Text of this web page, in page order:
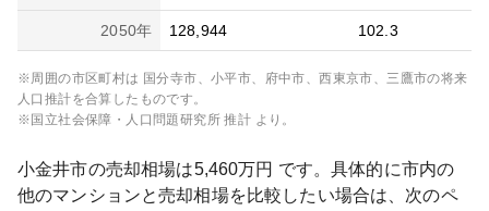
2050年 128,944 102.3
※周囲の市区町村は 国分寺市、小平市、府中市、西東京市、三鷹市の将来
人口推計を合算したものです。
※国立社会保障・人口問題研究所 推計 より。
小金井市の売却相場は5,460万円 です。具体的に市内の
他のマンションと売却相場を比較したい場合は、次のペ